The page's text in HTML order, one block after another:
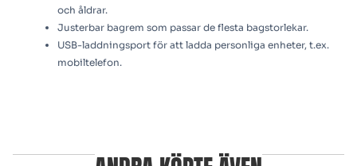
och åldrar.
Justerbar bagrem som passar de flesta bagstorlekar.
USB-laddningsport för att ladda personliga enheter, t.ex.
mobiltelefon.